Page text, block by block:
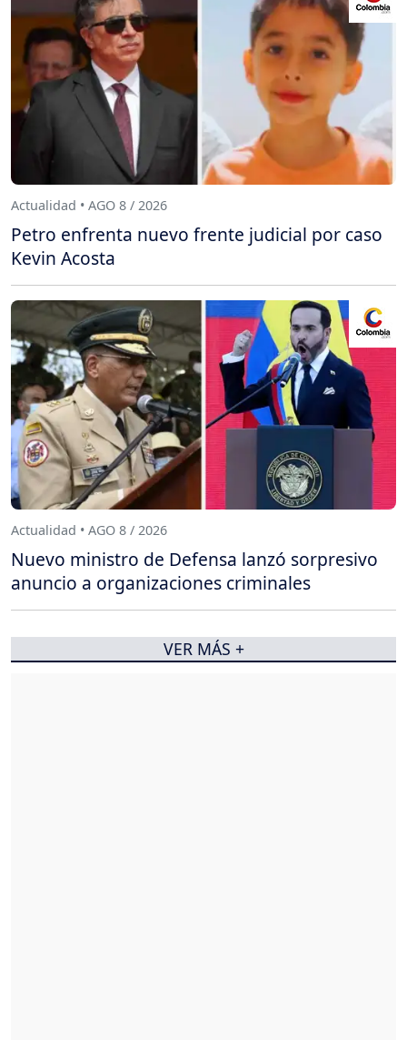
Actualidad • AGO 8 / 2026
Petro enfrenta nuevo frente judicial por caso
Kevin Acosta
Actualidad • AGO 8 / 2026
Nuevo ministro de Defensa lanzó sorpresivo
anuncio a organizaciones criminales
VER MÁS +